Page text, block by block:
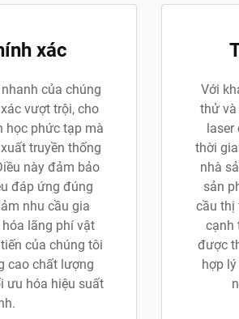
xác
của chúng
vượt trội, cho
học phức tạp mà
truyền thống
này đảm bảo
đáp ứng đúng
nhu cầu gia
lãng phí vật
của chúng tôi
cao chất lượng
ưu hóa hiệu suất
Với
thử và
laser
thời
nhà
sản
cầu thị
cạnh
được
hợp